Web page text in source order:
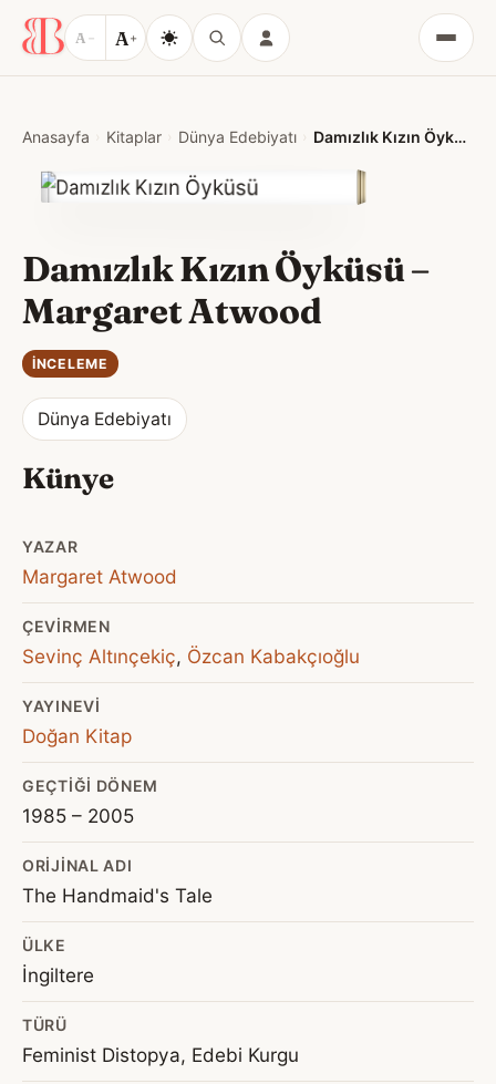
A − A+
Menü
Anasayfa Kitaplar Dünya Edebiyatı Damızlık Kızın Öyküsü – Margaret Atwood
Damızlık Kızın Öyküsü –
Margaret Atwood
İNCELEME
Dünya Edebiyatı
Künye
YAZAR
Margaret Atwood
ÇEVIRMEN
Sevinç Altınçekiç, Özcan Kabakçıoğlu
YAYINEVI
Doğan Kitap
GEÇTIĞI DÖNEM
1985 – 2005
ORIJINAL ADI
The Handmaid's Tale
ÜLKE
İngiltere
TÜRÜ
Feminist Distopya, Edebi Kurgu